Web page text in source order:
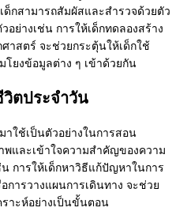
ด็กสามารถสัมผัสและสำรวจด้วยตัว
อย่างเช่น การให้เด็กทดลองสร้าง
าสตร์ จะช่วยกระตุ้นให้เด็กใช้
โยงข้อมูลต่าง ๆ เข้าด้วยกัน
ตประจำวัน
ใช้เป็นตัวอย่างในการสอน
พและเข้าใจความสำคัญของความ
การให้เด็กหาวิธีแก้ปัญหาในการ
การวางแผนการเดินทาง จะช่วย
ราะห์อย่างเป็นขั้นตอน